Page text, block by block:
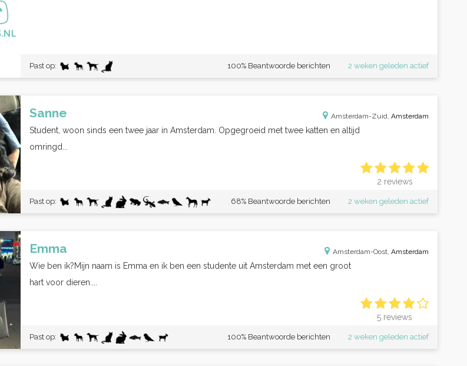
Past op: 2 weken geleden actief
100% Beantwoorde berichten
Sanne Amsterdam-Zuid, Amsterdam
2 reviews
Student, woon sinds een twee jaar in Amsterdam. Opgegroeid met twee katten en altijd
omringd...
Past op: 2 weken geleden actief
68% Beantwoorde berichten
Emma Amsterdam-Oost, Amsterdam
5 reviews
Wie ben ik?Mijn naam is Emma en ik ben een studente uit Amsterdam met een groot
hart voor dieren....
Past op: 2 weken geleden actief
100% Beantwoorde berichten